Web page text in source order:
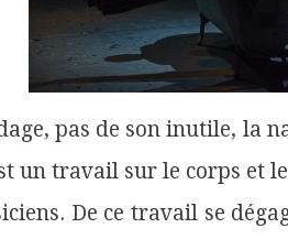
pas de son inutile, la
un travail sur le corps et
De ce travail se